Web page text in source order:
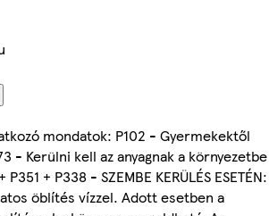
mondatok: P102 - Gyermekektől
- Kerülni kell az anyagnak a környezetbe
+ P338 - SZEMBE KERÜLÉS ESETÉN:
öblítés vízzel. Adott esetben a